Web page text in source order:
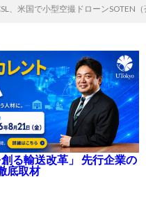
、米国で小型空撮ドローンSOTEN
る輸送改革」 先行企業の
底取材